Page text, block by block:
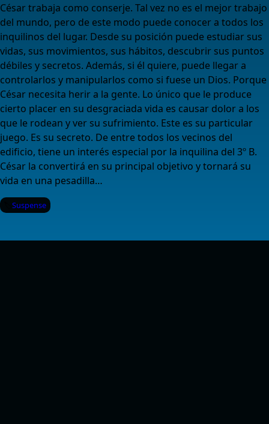
César trabaja como conserje. Tal vez no es el mejor trabajo
del mundo, pero de este modo puede conocer a todos los
inquilinos del lugar. Desde su posición puede estudiar sus
vidas, sus movimientos, sus hábitos, descubrir sus puntos
débiles y secretos. Además, si él quiere, puede llegar a
controlarlos y manipularlos como si fuese un Dios. Porque
César necesita herir a la gente. Lo único que le produce
cierto placer en su desgraciada vida es causar dolor a los
que le rodean y ver su sufrimiento. Este es su particular
juego. Es su secreto. De entre todos los vecinos del
edificio, tiene un interés especial por la inquilina del 3º B.
César la convertirá en su principal objetivo y tornará su
vida en una pesadilla…
Suspense